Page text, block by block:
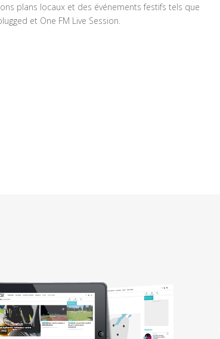
plans locaux et des événements festifs tels que
et One FM Live Session.